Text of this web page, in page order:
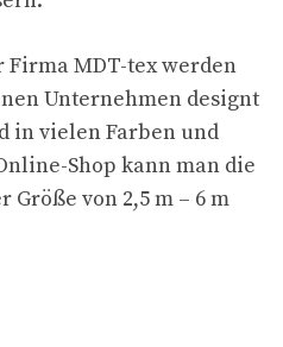
Firma MDT-tex werden
Unternehmen designt
in vielen Farben und
Shop kann man die
von 2,5 m – 6 m